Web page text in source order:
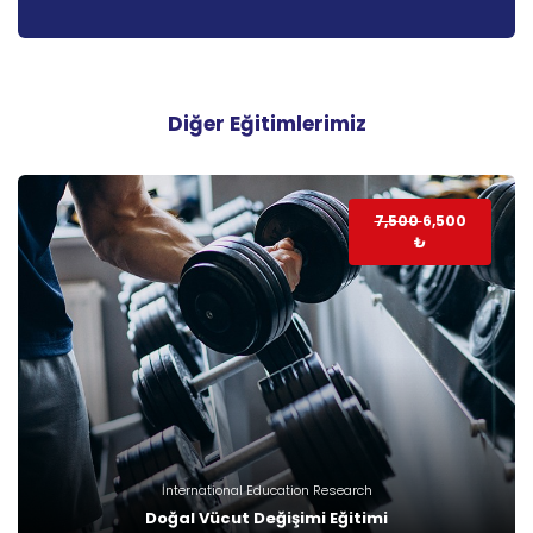
Diğer Eğitimlerimiz
7,5006,500
₺
İnternational Education Research
Doğal Vücut Değişimi Eğitimi